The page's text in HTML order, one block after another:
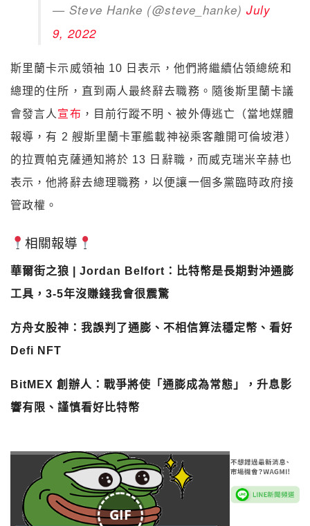
— Steve Hanke (@steve_hanke) July
9, 2022
斯里蘭卡示威領袖 10 日表示，他們將繼續佔領總統和
總理的住所，直到兩人最終辭去職務。隨後斯里蘭卡議
會發言人 宣布 ，目前行蹤不明、被外傳逃亡（當地媒體
報導，有 2 艘斯里蘭卡軍艦載神祕乘客離開可倫坡港）
的拉賈帕克薩通知將於 13 日辭職，而威克瑞米辛赫也
表示，他將辭去總理職務，以便讓一個多黨臨時政府接
管政權。
相關報導
華爾街之狼 | Jordan Belfort：比特幣是長期對沖通膨
工具，3-5年沒賺錢我會很震驚
方舟女股神：我誤判了通膨、不相信算法穩定幣、看好
Defi NFT
BitMEX 創辦人：戰爭將使「通膨成為常態」，升息影
響有限、謹慎看好比特幣
GIF